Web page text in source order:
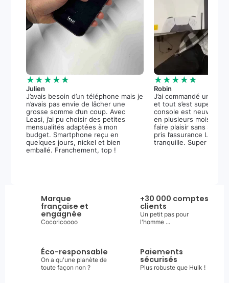
★★★★★
Julien
J’avais besoin d’un téléphone mais je
n’avais pas envie de lâcher une
grosse somme d’un coup. Avec
Leasi, j’ai pu choisir des petites
mensualités adaptées à mon
budget. Smartphone reçu en
quelques jours, nickel et bien
emballé. Franchement, top !
★★★★★
Robin
J’ai commandé une
et tout s’est super
console est neuve, et
en plusieurs mois m’a
faire plaisir sans stress.
pris l’assurance
tranquille. Super
Marque
française et
engagnée
Cocoricoooo
+30 000 comptes
clients
Un petit pas pour
l'homme ...
Éco-responsable
On a qu'une planète de
toute façon non ?
Paiements
sécurisés
Plus robuste que Hulk !